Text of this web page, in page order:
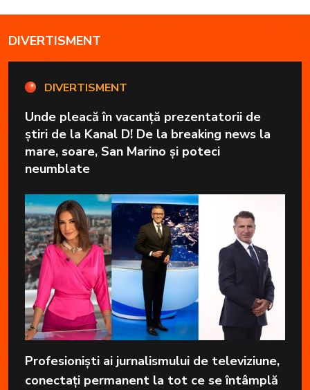
DIVERTISMENT
DIVERTISMENT
Unde pleacă în vacanță prezentatorii de
știri de la Kanal D! De la breaking news la
mare, soare, San Marino și poteci
neumblate
Profesioniști ai jurnalismului de televiziune,
conectați permanent la tot ce se întâmplă